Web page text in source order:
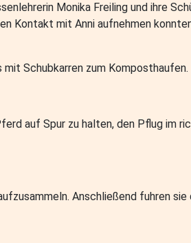
Monika Freiling und ihre
Kontakt mit Anni aufnehmen
Schubkarren zum Komposthaufen.
auf Spur zu halten, den Pflug im
Anschließend fuhren